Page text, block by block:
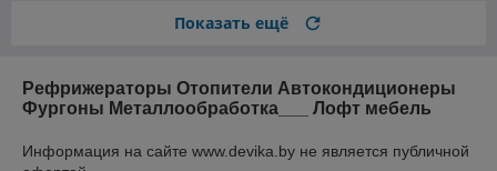
Показать ещё
Рефрижераторы Отопители Автокондиционеры
Фургоны Металлообработка___ Лофт мебель
Информация на сайте www.devika.by не является публичной